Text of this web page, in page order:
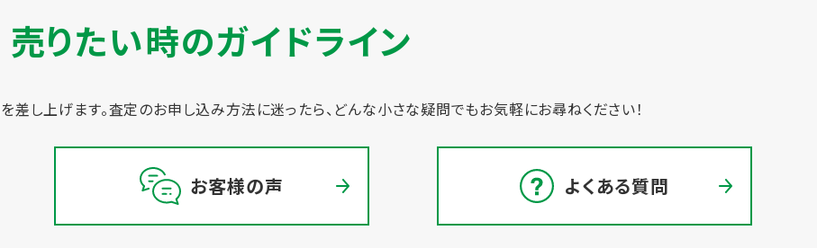
売りたい時のガイドライン
差し上げます。査定のお申し込み方法に迷ったら、どんな小さな疑問でもお気軽にお尋ねください！
お客様の声 よくある質問